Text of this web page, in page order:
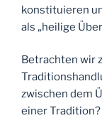
konstituieren
als „heilige
Betrachten wir
zwischen dem
einer